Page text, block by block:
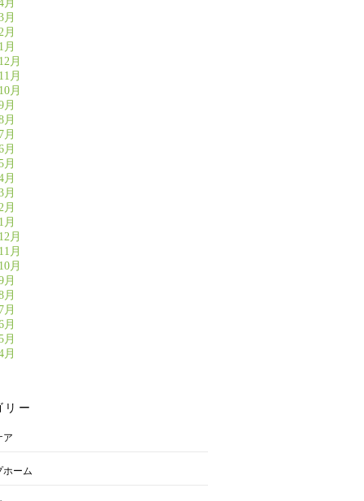
月
月
月
月
月
月
月
月
月
月
月
月
月
月
月
月
月
月
月
月
月
月
月
月
月
リー
ア
ホーム